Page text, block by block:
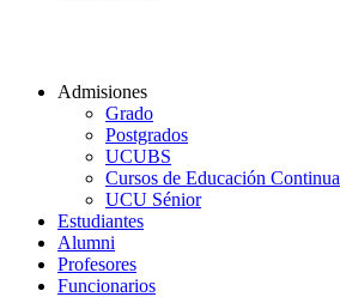
Admisiones
Grado
Postgrados
UCUBS
Cursos de Educación Continua
UCU Sénior
Estudiantes
Alumni
Profesores
Funcionarios